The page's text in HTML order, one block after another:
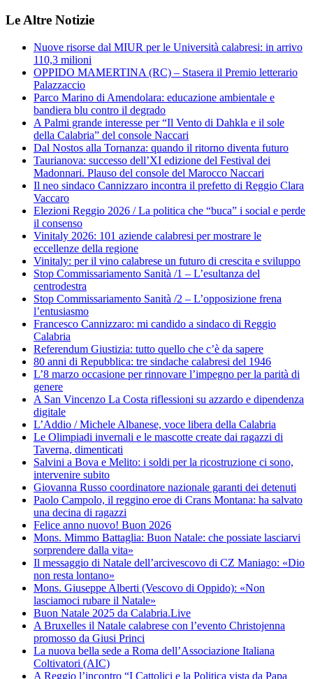
Le Altre Notizie
Nuove risorse dal MIUR per le Università calabresi: in arrivo
110,3 milioni
OPPIDO MAMERTINA (RC) – Stasera il Premio letterario
Palazzaccio
Parco Marino di Amendolara: educazione ambientale e
bandiera blu contro il degrado
A Palmi grande interesse per “Il Vento di Dahkla e il sole
della Calabria” del console Naccari
Dal Nostos alla Tornanza: quando il ritorno diventa futuro
Taurianova: successo dell’XI edizione del Festival dei
Madonnari. Plauso del console del Marocco Naccari
Il neo sindaco Cannizzaro incontra il prefetto di Reggio Clara
Vaccaro
Elezioni Reggio 2026 / La politica che “buca” i social e perde
il consenso
Vinitaly 2026: 101 aziende calabresi per mostrare le
eccellenze della regione
Vinitaly: per il vino calabrese un futuro di crescita e sviluppo
Stop Commissariamento Sanità /1 – L’esultanza del
centrodestra
Stop Commissariamento Sanità /2 – L’opposizione frena
l’entusiasmo
Francesco Cannizzaro: mi candido a sindaco di Reggio
Calabria
Referendum Giustizia: tutto quello che c’è da sapere
80 anni di Repubblica: tre sindache calabresi del 1946
L’8 marzo occasione per rinnovare l’impegno per la parità di
genere
A San Vincenzo La Costa riflessioni su azzardo e dipendenza
digitale
L’Addio / Michele Albanese, voce libera della Calabria
Le Olimpiadi invernali e le mascotte create dai ragazzi di
Taverna, dimenticati
Salvini a Bova e Melito: i soldi per la ricostruzione ci sono,
intervenire subito
Giovanna Russo coordinatore nazionale garanti dei detenuti
Paolo Campolo, il reggino eroe di Crans Montana: ha salvato
una decina di ragazzi
Felice anno nuovo! Buon 2026
Mons. Mimmo Battaglia: Buon Natale: che possiate lasciarvi
sorprendere dalla vita»
Il messaggio di Natale dell’arcivescovo di CZ Maniago: «Dio
non resta lontano»
Mons. Giuseppe Alberti (Vescovo di Oppido): «Non
lasciamoci rubare il Natale»
Buon Natale 2025 da Calabria.Live
A Bruxelles il Natale calabrese con l’evento Christojenna
promosso da Giusi Princi
La nuova bella sede a Roma dell’Associazione Italiana
Coltivatori (AIC)
A Reggio l’incontro “I Cattolici e la Politica vista da Papa